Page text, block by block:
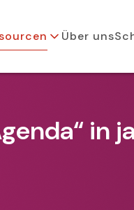
Über uns
in